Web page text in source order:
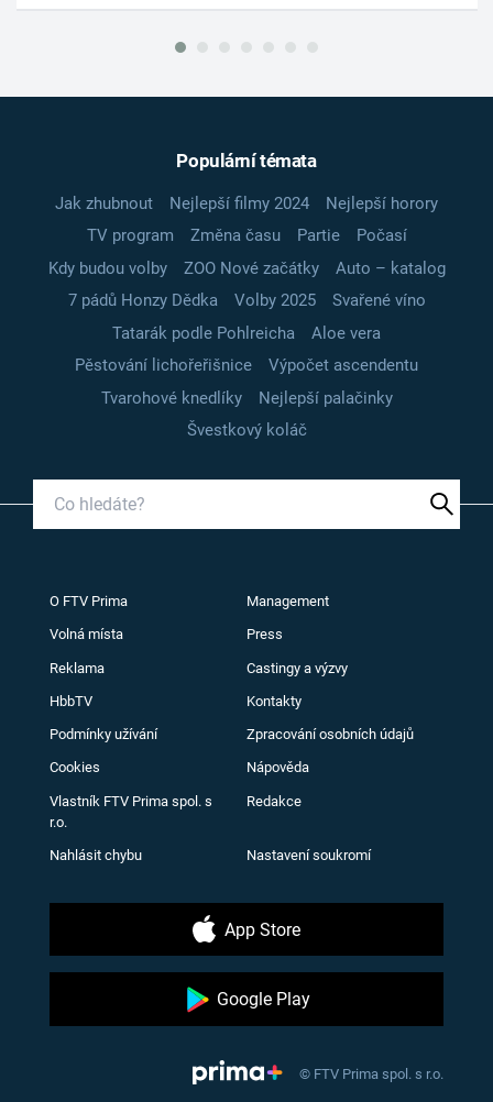
Populární témata
Jak zhubnout Nejlepší filmy 2024
Nejlepší horory
TV program
Změna času Partie
Počasí
Kdy budou volby
ZOO Nové začátky
Auto – katalog
7 pádů Honzy Dědka
Volby 2025
Svařené víno
Tatarák podle Pohlreicha
Aloe vera
Pěstování lichořeřišnice
Výpočet ascendentu
Tvarohové knedlíky
Nejlepší palačinky
Švestkový koláč
O FTV Prima Management
Volná místa Press
Reklama Castingy a výzvy
HbbTV Kontakty
Podmínky užívání Zpracování osobních údajů
Cookies Nápověda
Vlastník FTV Prima spol. s
r.o.
Redakce
Nahlásit chybu Nastavení soukromí
App Store
Google Play
© FTV Prima spol. s r.o.